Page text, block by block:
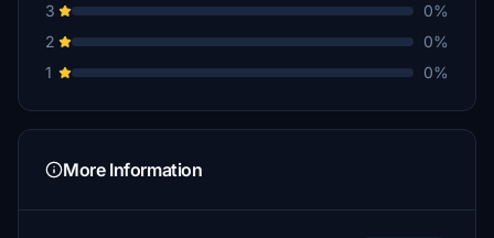
3
0%
2
0%
1
0%
More Information